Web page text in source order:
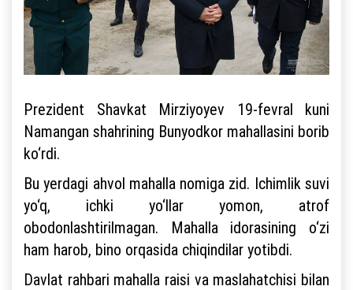
Prezident Shavkat Mirziyoyev 19-fevral kuni
Namangan shahrining Bunyodkor mahallasini borib
ko‘rdi.
Bu yerdagi ahvol mahalla nomiga zid. Ichimlik suvi
yo‘q, ichki yo‘llar yomon, atrof
obodonlashtirilmagan. Mahalla idorasining o‘zi
ham harob, bino orqasida chiqindilar yotibdi.
Davlat rahbari mahalla raisi va maslahatchisi bilan